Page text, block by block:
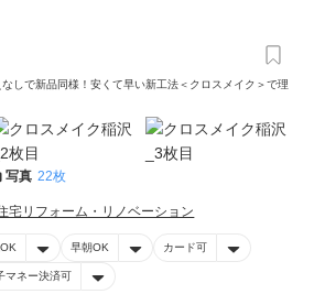
しで新品同様！安くて早い新工法＜クロスメイク＞で理
写真 22枚
宅リフォーム・リノベーション
早朝OK カード可
マネー決済可